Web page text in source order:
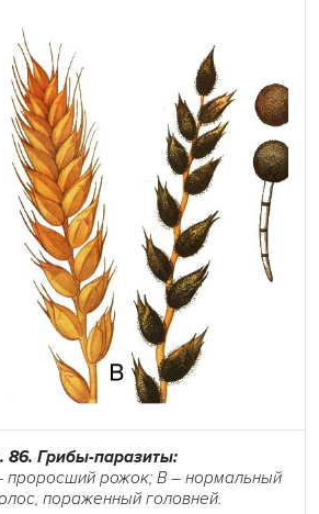
86. Грибы-паразиты:
проросший рожок; В – нормальный
пораженный головней.